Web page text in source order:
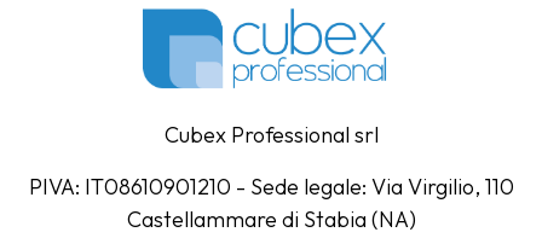
Cubex Professional srl
PIVA: IT08610901210 - Sede legale: Via Virgilio, 110
Castellammare di Stabia (NA)